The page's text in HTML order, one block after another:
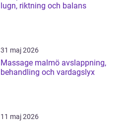
lugn, riktning och balans
31 maj 2026
Massage malmö avslappning,
behandling och vardagslyx
11 maj 2026